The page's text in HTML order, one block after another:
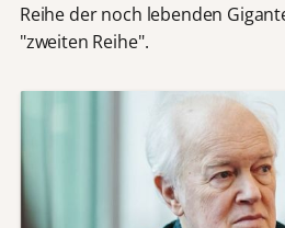
Reihe der noch lebenden
"zweiten Reihe".